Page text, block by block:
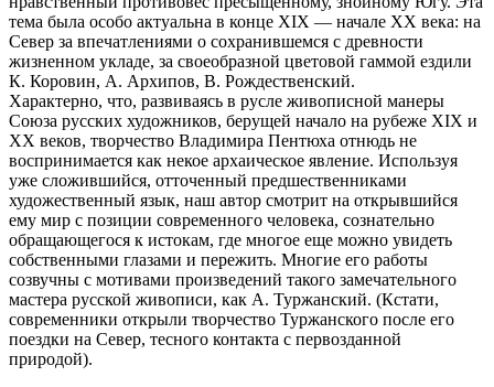
тема была особо актуальна в конце XIX — начале XX века: на
Север за впечатлениями о сохранившемся с древности
жизненном укладе, за свое­образной цветовой гаммой ездили
К. Коровин, А. Архипов, В. Рождественский.
Характерно, что, развиваясь в русле живописной манеры
Союза русских художников, берущей начало на рубеже XIX и
XX веков, творчество Владимира Пентюха отнюдь не
воспринимается как некое архаическое явление. Используя
уже сложившийся, отточенный предшественниками
художественный язык, наш автор смотрит на открывшийся
ему мир с позиции современного человека, сознательно
обращающегося к истокам, где многое еще можно увидеть
собственными глазами и пережить. Многие его работы
созвучны с мотивами произведений такого замечательного
мастера русской живописи, как А. Туржанский. (Кстати,
современники открыли творчество Туржанского после его
поездки на Север, тесного контакта с первозданной
природой).